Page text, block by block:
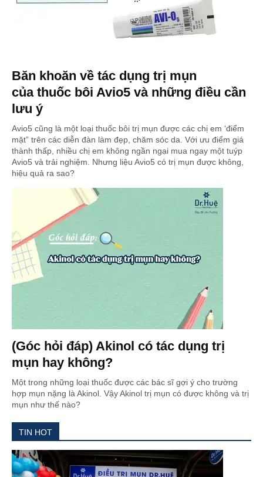
Băn khoăn về tác dụng trị mụn
của thuốc bôi Avio5 và những điều cần
lưu ý
Avio5 cũng là một loại thuốc bôi trị mụn được các chị em ‘điểm
mặt” trên các diễn đàn làm đẹp, chăm sóc da. Với ưu điểm giá
thành thấp, nhiều chị em không ngần ngại mua ngay một tuýp
Avio5 và trải nghiệm. Nhưng liệu Avio5 có trị mụn được không,
hiệu quả ra sao?
(Góc hỏi đáp) Akinol có tác dụng trị
mụn hay không?
Một trong những loại thuốc được các bác sĩ gợi ý cho trường
hợp mụn nặng là Akinol. Vậy Akinol trị mụn có được không và trị
mụn như thế nào?
TIN HOT